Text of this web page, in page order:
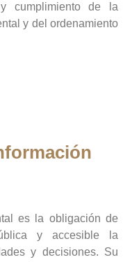
cumplimiento de la
y del ordenamiento
es la obligación de
y accesible la
y decisiones. Su